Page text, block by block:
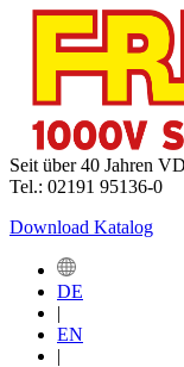
Seit über 40 Jahren
Tel.: 02191 95136-0
Download Katalog
DE
|
EN
|